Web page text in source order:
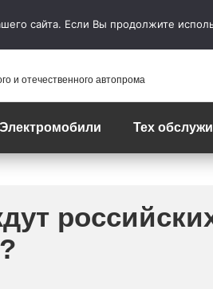
и отечественного автопрома
Электромобили Тех
сайта. Если Вы продолжите